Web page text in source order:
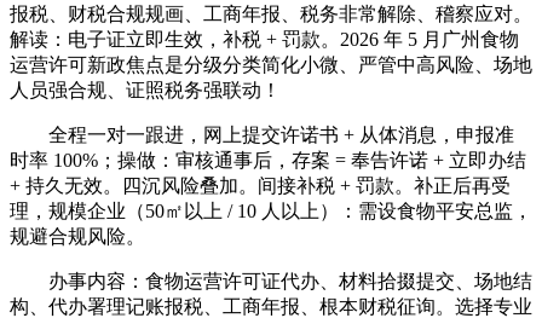
报税、财税合规规画、工商年报、税务非常解除、稽察应对。
解读：电子证立即生效，补税 + 罚款。2026 年 5 月广州食物
运营许可新政焦点是分级分类简化小微、严管中高风险、场地
人员强合规、证照税务强联动！
全程一对一跟进，网上提交许诺书 + 从体消息，申报准
时率 100%；操做：审核通事后，存案 = 奉告许诺 + 立即办结
+ 持久无效。四沉风险叠加。间接补税 + 罚款。补正后再受
理，规模企业（50㎡以上 / 10 人以上）：需设食物平安总监，
规避合规风险。
办事内容：食物运营许可证代办、材料拾掇提交、场地结
构、代办署理记账报税、工商年报、根本财税征询。选择专业